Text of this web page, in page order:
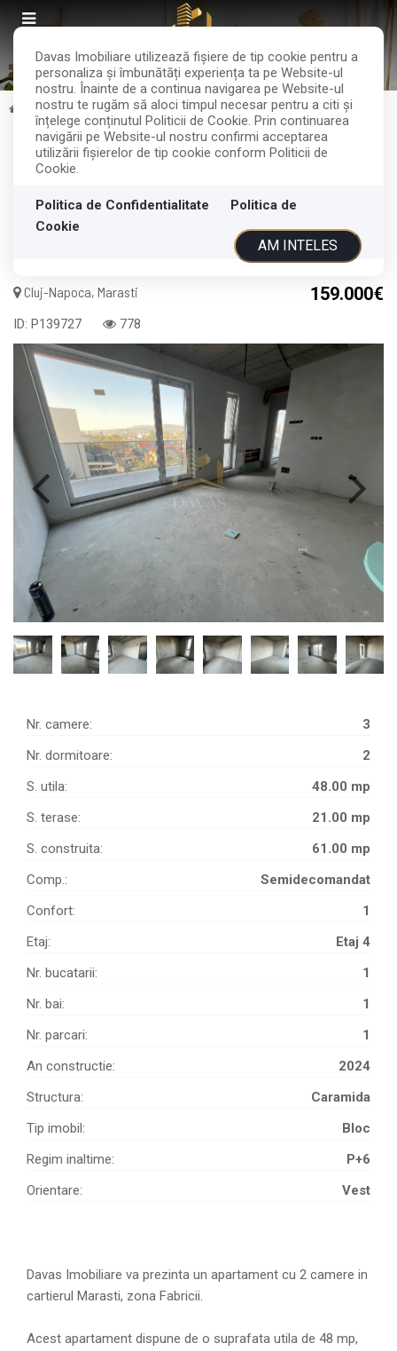
Davas Imobiliare utilizează fişiere de tip cookie pentru a
personaliza și îmbunătăți experiența ta pe Website-ul
nostru. Înainte de a continua navigarea pe Website-ul
nostru te rugăm să aloci timpul necesar pentru a citi și
înțelege conținutul Politicii de Cookie. Prin continuarea
navigării pe Website-ul nostru confirmi acceptarea
utilizării fişierelor de tip cookie conform Politicii de
Cookie.
Politica de Confidentialitate
Politica de
Cookie
AM INTELES
Vanzare Apartamente Cluj-Napoca Marasti
Acest anunt nu mai este activ !
Apartament cu 3 camere | Marasti |
bloc nou | terasa generoasa
Cluj-Napoca, Marasti 159.000€
ID: P139727 778
VANDUT
Nr. camere:
3
Nr. dormitoare:
2
S. utila:
48.00 mp
S. terase:
21.00 mp
S. construita:
61.00 mp
Comp.:
Semidecomandat
Confort:
1
Etaj:
Etaj 4
Nr. bucatarii:
1
Nr. bai:
1
Nr. parcari:
1
An constructie:
2024
Structura:
Caramida
Tip imobil:
Bloc
Regim inaltime:
P+6
Orientare:
Vest
Davas Imobiliare va prezinta un apartament cu 2 camere in
cartierul Marasti, zona Fabricii.
Acest apartament dispune de o suprafata utila de 48 mp,